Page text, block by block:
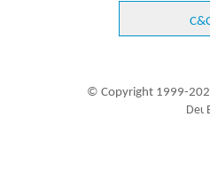
© Copyright 1999-